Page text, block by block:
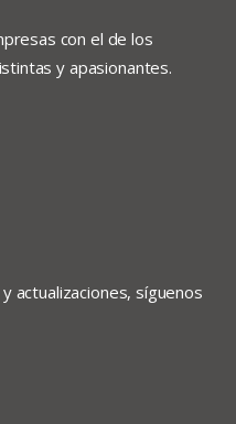
con el de los
y apasionantes.
actualizaciones, síguenos